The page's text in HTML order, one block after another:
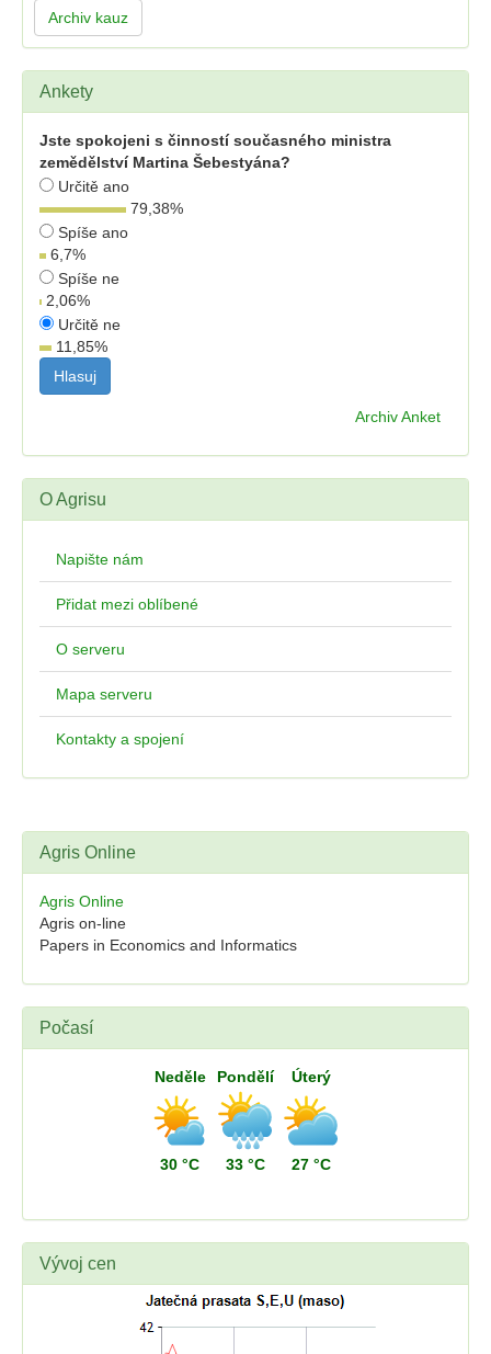
Archiv kauz
Ankety
Jste spokojeni s činností současného ministra
zemědělství Martina Šebestyána?
Určitě ano
79,38%
Spíše ano
6,7%
Spíše ne
2,06%
Určitě ne
11,85%
Archiv Anket
O Agrisu
Napište nám
Přidat mezi oblíbené
O serveru
Mapa serveru
Kontakty a spojení
Agris Online
Agris Online
Agris on-line
Papers in Economics and Informatics
Počasí
Neděle
30 °C
Pondělí
33 °C
Úterý
27 °C
Vývoj cen